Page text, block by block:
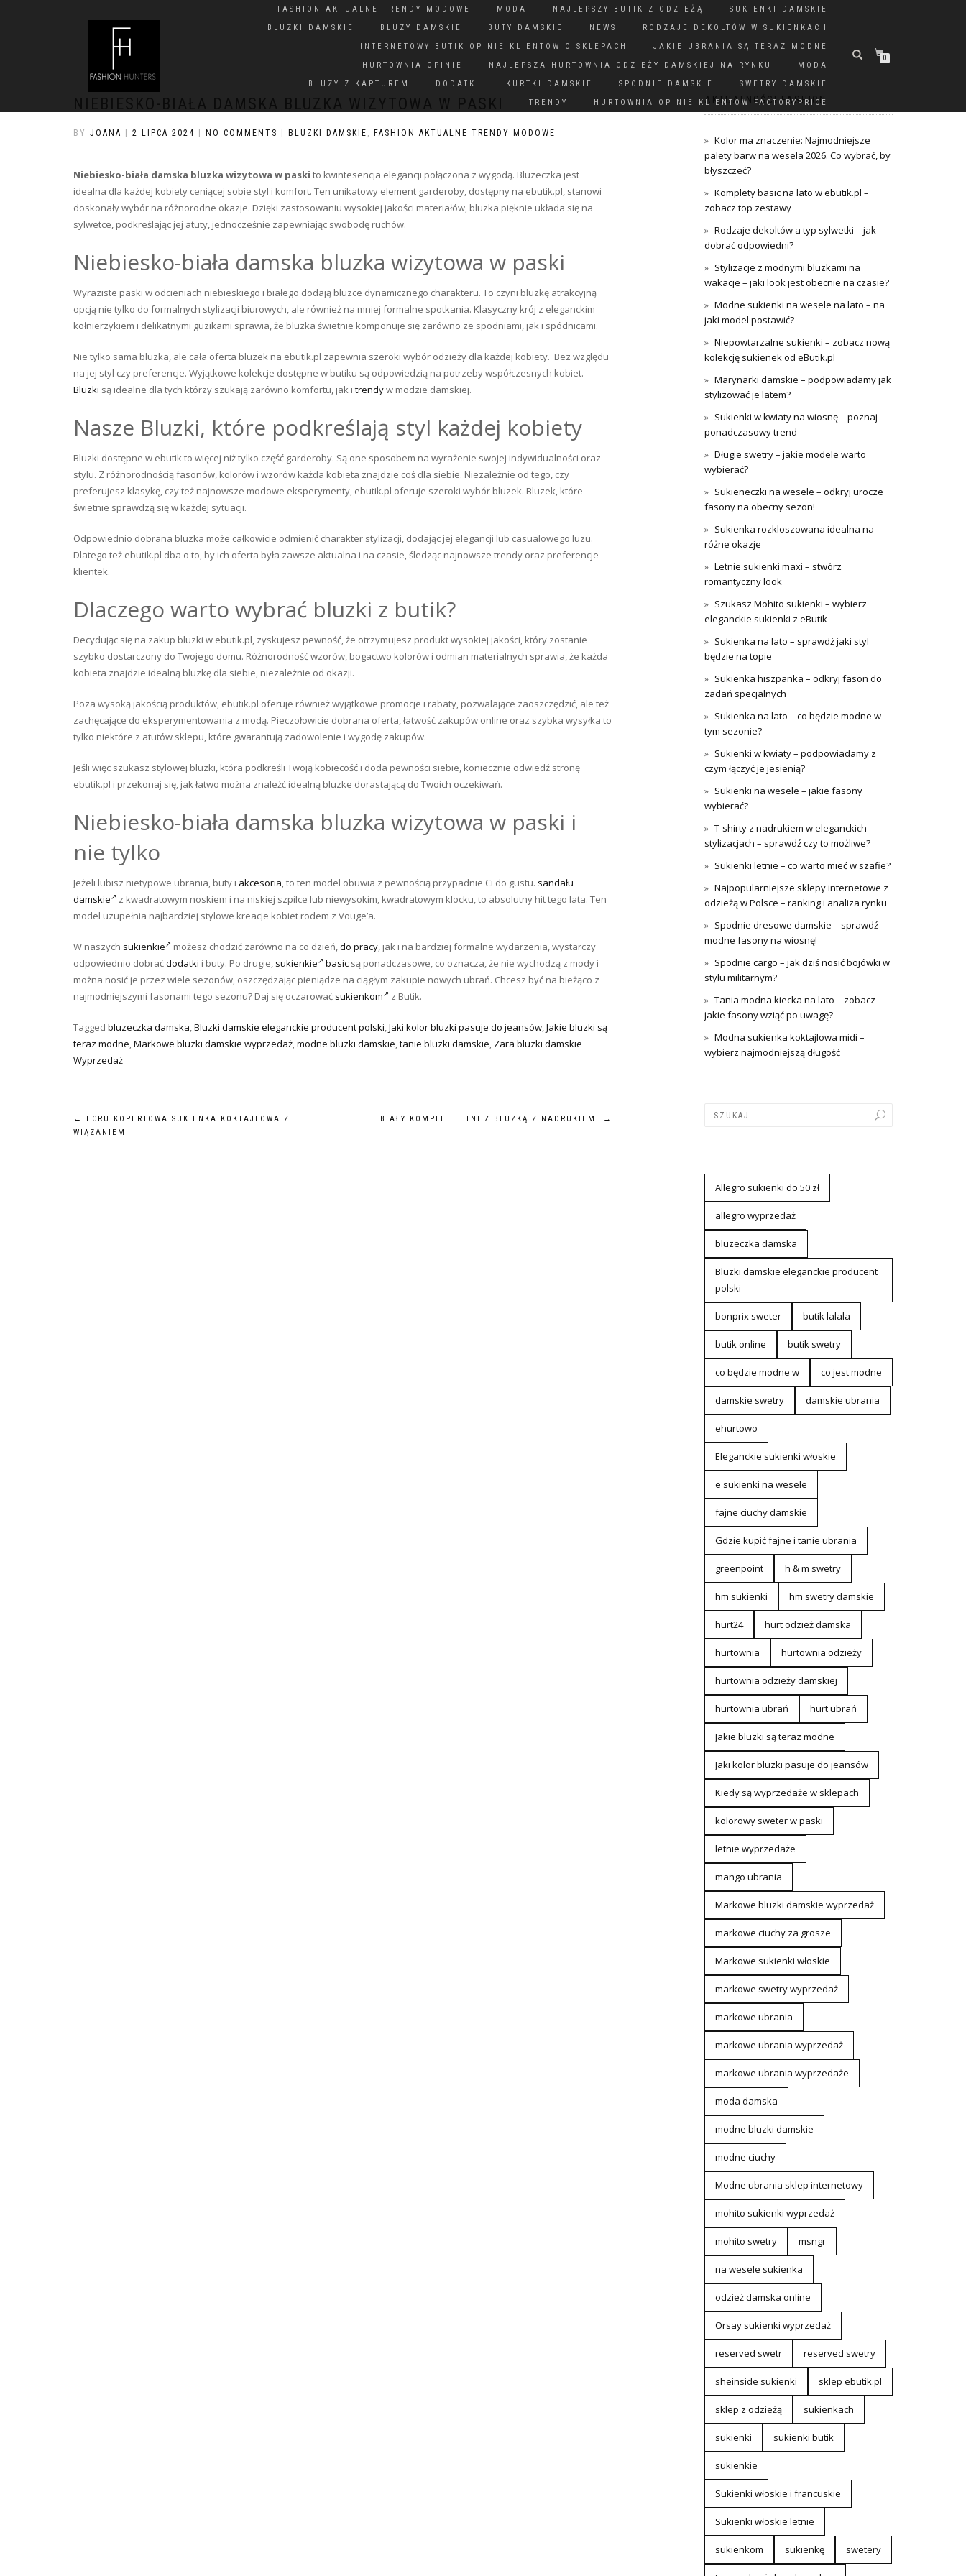
FASHION AKTUALNE TRENDY MODOWE MODA NAJLEPSZY BUTIK Z ODZIEŻĄ
SUKIENKI DAMSKIE
BLUZKI DAMSKIE
BLUZY DAMSKIE BUTY DAMSKIE NEWS
RODZAJE DEKOLTÓW W SUKIENKACH
INTERNETOWY BUTIK OPINIE KLIENTÓW O SKLEPACH
JAKIE UBRANIA SĄ TERAZ MODNE
HURTOWNIA OPINIE
NAJLEPSZA HURTOWNIA ODZIEŻY DAMSKIEJ NA RYNKU
MODA
BLUZY Z KAPTUREM
DODATKI KURTKI DAMSKIE SPODNIE DAMSKIE
SWETRY DAMSKIE
TRENDY
HURTOWNIA OPINIE KLIENTÓW FACTORYPRICE
0
NIEBIESKO-BIAŁA DAMSKA BLUZKA WIZYTOWA W PASKI
BY JOANA 2 LIPCA 2024 NO COMMENTS BLUZKI DAMSKIE , FASHION AKTUALNE TRENDY MODOWE
Niebiesko-biała damska bluzka wizytowa w paski to kwintesencja elegancji połączona z wygodą. Bluzeczka jest
idealna dla każdej kobiety ceniącej sobie styl i komfort. Ten unikatowy element garderoby, dostępny na ebutik.pl, stanowi
doskonały wybór na różnorodne okazje. Dzięki zastosowaniu wysokiej jakości materiałów, bluzka pięknie układa się na
sylwetce, podkreślając jej atuty, jednocześnie zapewniając swobodę ruchów.
Niebiesko-biała damska bluzka wizytowa w paski
Wyraziste paski w odcieniach niebieskiego i białego dodają bluzce dynamicznego charakteru. To czyni bluzkę atrakcyjną
opcją nie tylko do formalnych stylizacji biurowych, ale również na mniej formalne spotkania. Klasyczny krój z eleganckim
kołnierzykiem i delikatnymi guzikami sprawia, że bluzka świetnie komponuje się zarówno ze spodniami, jak i spódnicami.
Nie tylko sama bluzka, ale cała oferta bluzek na ebutik.pl zapewnia szeroki wybór odzieży dla każdej kobiety. Bez względu
na jej styl czy preferencje. Wyjątkowe kolekcje dostępne w butiku są odpowiedzią na potrzeby współczesnych kobiet.
Bluzki są idealne dla tych którzy szukają zarówno komfortu, jak i trendyw modzie damskiej.
Nasze Bluzki, które podkreślają styl każdej kobiety
Bluzki dostępne w ebutik to więcej niż tylko część garderoby. Są one sposobem na wyrażenie swojej indywidualności oraz
stylu. Z różnorodnością fasonów, kolorów i wzorów każda kobieta znajdzie coś dla siebie. Niezależnie od tego, czy
preferujesz klasykę, czy też najnowsze modowe eksperymenty, ebutik.pl oferuje szeroki wybór bluzek. Bluzek, które
świetnie sprawdzą się w każdej sytuacji.
Odpowiednio dobrana bluzka może całkowicie odmienić charakter stylizacji, dodając jej elegancji lub casualowego luzu.
Dlatego też ebutik.pl dba o to, by ich oferta była zawsze aktualna i na czasie, śledząc najnowsze trendy oraz preferencje
klientek.
Dlaczego warto wybrać bluzki z butik?
Decydując się na zakup bluzki w ebutik.pl, zyskujesz pewność, że otrzymujesz produkt wysokiej jakości, który zostanie
szybko dostarczony do Twojego domu. Różnorodność wzorów, bogactwo kolorów i odmian materialnych sprawia, że każda
kobieta znajdzie idealną bluzkę dla siebie, niezależnie od okazji.
Poza wysoką jakością produktów, ebutik.pl oferuje również wyjątkowe promocje i rabaty, pozwalające zaoszczędzić, ale też
zachęcające do eksperymentowania z modą. Pieczołowicie dobrana oferta, łatwość zakupów online oraz szybka wysyłka to
tylko niektóre z atutów sklepu, które gwarantują zadowolenie i wygodę zakupów.
Jeśli więc szukasz stylowej bluzki, która podkreśli Twoją kobiecość i doda pewności siebie, koniecznie odwiedź stronę
ebutik.pl i przekonaj się, jak łatwo można znaleźć idealną bluzke dorastającą do Twoich oczekiwań.
Niebiesko-biała damska bluzka wizytowa w paski i
nie tylko
Jeżeli lubisz nietypowe ubrania, buty i akcesoria, to ten model obuwia z pewnością przypadnie Ci do gustu. sandału
damskie
z kwadratowym noskiem i na niskiej szpilce lub niewysokim, kwadratowym klocku, to absolutny hit tego lata. Ten
model uzupełnia najbardziej stylowe kreacje kobiet rodem z Vouge’a.
W naszych sukienkie możesz chodzić zarówno na co dzień,do pracy, jak i na bardziej formalne wydarzenia, wystarczy
odpowiednio dobraćdodatki i buty. Po drugie, sukienkie basic są ponadczasowe, co oznacza, że nie wychodzą z mody i
można nosić je przez wiele sezonów, oszczędzając pieniądze na ciągłym zakupie nowych ubrań. Chcesz być na bieżąco z
najmodniejszymi fasonami tego sezonu? Daj się oczarować sukienkom z Butik.
Tagged bluzeczka damska,Bluzki damskie eleganckie producent polski,Jaki kolor bluzki pasuje do jeansów,Jakie bluzki są
teraz modne,Markowe bluzki damskie wyprzedaż,modne bluzki damskie,tanie bluzki damskie, Zara bluzki damskie
Wyprzedaż
Nawigacja
←
ECRU KOPERTOWA SUKIENKA KOKTAJLOWA Z
WIĄZANIEM
BIAŁY KOMPLET LETNI Z BLUZKĄ Z NADRUKIEM →
AKTUALNOŚCI FASHION
Kolor ma znaczenie: Najmodniejsze
palety barw na wesela 2026. Co wybrać, by
błyszczeć?
Komplety basic na lato w ebutik.pl –
zobacz top zestawy
Rodzaje dekoltów a typ sylwetki – jak
dobrać odpowiedni?
Stylizacje z modnymi bluzkami na
wakacje – jaki look jest obecnie na czasie?
Modne sukienki na wesele na lato – na
jaki model postawić?
Niepowtarzalne sukienki – zobacz nową
kolekcję sukienek od eButik.pl
Marynarki damskie – podpowiadamy jak
stylizować je latem?
Sukienki w kwiaty na wiosnę – poznaj
ponadczasowy trend
Długie swetry – jakie modele warto
wybierać?
Sukieneczki na wesele – odkryj urocze
fasony na obecny sezon!
Sukienka rozkloszowana idealna na
różne okazje
Letnie sukienki maxi – stwórz
romantyczny look
Szukasz Mohito sukienki – wybierz
eleganckie sukienki z eButik
Sukienka na lato – sprawdź jaki styl
będzie na topie
Sukienka hiszpanka – odkryj fason do
zadań specjalnych
Sukienka na lato – co będzie modne w
tym sezonie?
Sukienki w kwiaty – podpowiadamy z
czym łączyć je jesienią?
Sukienki na wesele – jakie fasony
wybierać?
T-shirty z nadrukiem w eleganckich
stylizacjach – sprawdź czy to możliwe?
Sukienki letnie – co warto mieć w szafie?
Najpopularniejsze sklepy internetowe z
odzieżą w Polsce – ranking i analiza rynku
Spodnie dresowe damskie – sprawdź
modne fasony na wiosnę!
Spodnie cargo – jak dziś nosić bojówki w
stylu militarnym?
Tania modna kiecka na lato – zobacz
jakie fasony wziąć po uwagę?
Modna sukienka koktajlowa midi –
wybierz najmodniejszą długość
Allegro sukienki do 50 zł
allegro wyprzedaż
bluzeczka damska
Bluzki damskie eleganckie producent
polski
bonprix sweter butik lalala
butik online butik swetry
co będzie modne w co jest modne
damskie swetry damskie ubrania
ehurtowo
Eleganckie sukienki włoskie
e sukienki na wesele
fajne ciuchy damskie
Gdzie kupić fajne i tanie ubrania
greenpoint h & m swetry
hm sukienki hm swetry damskie
hurt24 hurt odzież damska
hurtownia hurtownia odzieży
hurtownia odzieży damskiej
hurtownia ubrań hurt ubrań
Jakie bluzki są teraz modne
Jaki kolor bluzki pasuje do jeansów
Kiedy są wyprzedaże w sklepach
kolorowy sweter w paski
letnie wyprzedaże
mango ubrania
Markowe bluzki damskie wyprzedaż
markowe ciuchy za grosze
Markowe sukienki włoskie
markowe swetry wyprzedaż
markowe ubrania
markowe ubrania wyprzedaż
markowe ubrania wyprzedaże
moda damska
modne bluzki damskie
modne ciuchy
Modne ubrania sklep internetowy
mohito sukienki wyprzedaż
mohito swetry msngr
na wesele sukienka
odzież damska online
Orsay sukienki wyprzedaż
reserved swetr reserved swetry
sheinside sukienki sklep ebutik.pl
sklep z odzieżą sukienkach
sukienki sukienki butik
sukienkie
Sukienki włoskie i francuskie
Sukienki włoskie letnie
sukienkom sukienkę swetery